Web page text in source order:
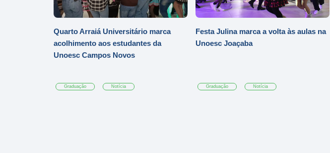
Quarto Arraiá Universitário marca
acolhimento aos estudantes da
Unoesc Campos Novos
Graduação Notícia
Festa Julina marca a volta às aulas na
Unoesc Joaçaba
Graduação Notícia